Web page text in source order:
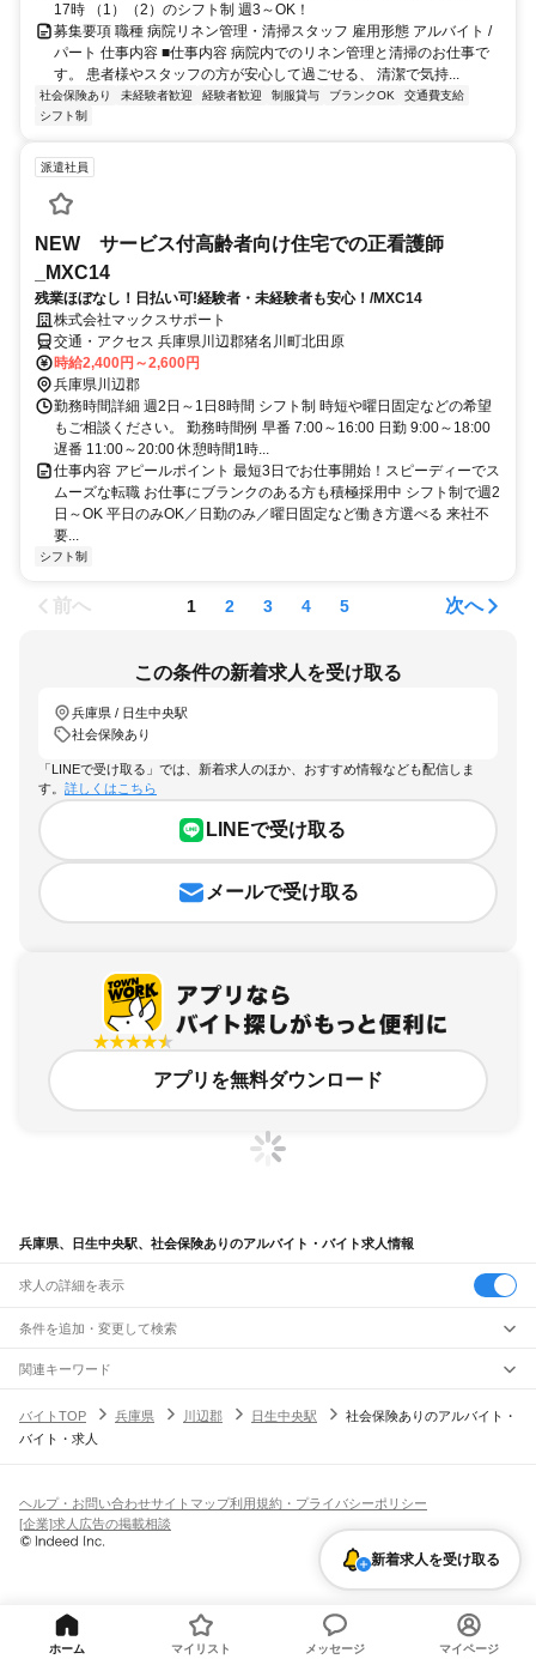
下車 徒歩3分 ・日生中央から乗る場合 4番乗り場より「川西バスター
ミナル行き」に乗車、「若葉2丁目」で下車 徒歩3分
17時 （1）（2）のシフト制 週3～OK！
募集要項 職種 病院リネン管理・清掃スタッフ 雇用形態 アルバイト /
パート 仕事内容 ■仕事内容 病院内でのリネン管理と清掃のお仕事で
す。 患者様やスタッフの方が安心して過ごせる、 清潔で気持...
社会保険あり 未経験者歓迎 経験者歓迎 制服貸与 ブランクOK
交通費支給
シフト制
派遣社員
NEW サービス付高齢者向け住宅での正看護師
_MXC14
残業ほぼなし！日払い可!経験者・未経験者も安心！/MXC14
株式会社マックスサポート
交通・アクセス 兵庫県川辺郡猪名川町北田原
時給2,400円～2,600円
兵庫県川辺郡
勤務時間詳細 週2日～1日8時間 シフト制 時短や曜日固定などの希望
もご相談ください。 勤務時間例 早番 7:00～16:00 日勤 9:00～18:00
遅番 11:00～20:00 休憩時間1時...
仕事内容 アピールポイント 最短3日でお仕事開始！スピーディーでス
ムーズな転職 お仕事にブランクのある方も積極採用中 シフト制で週2
日～OK 平日のみOK／日勤のみ／曜日固定など働き方選べる 来社不
要...
シフト制
前へ 1 2 3 4 5 次へ
この条件の新着求人を受け取る
兵庫県 / 日生中央駅
社会保険あり
「LINEで受け取る」では、新着求人のほか、おすすめ情報なども配信しま
す。 詳しくはこちら
LINEで受け取る
メールで受け取る
アプリを無料ダウンロード
兵庫県、日生中央駅、社会保険ありのアルバイト・バイト求人情報
求人の詳細を表示
条件を追加・変更して検索
市区町村を追加・変更
兵庫県すべて
神戸市
西脇市宝塚市三木市高砂市川西市小野市三田市加西市丹波篠山市
丹波市南あわじ市朝来市 たつの市川辺郡多可郡加古郡
神崎郡揖保郡
駅を追加・変更
JR神戸線(神戸～姫路)
神戸駅 兵庫駅 須磨駅 塩屋駅
東加古川駅 加古川駅宝殿駅曽根駅
JR山陽本線(姫路～岡山)
姫路駅英賀保駅 はりま勝原駅 有年駅
職種を追加・変更
飲食・フードサービスすべて
ホールスタッフキッチンスタッフ
パン屋（ベーカリー）
バー（BAR）・バーテンダー
飲食店（店長・マネージャー）
営業テレフォンアポインター（テレアポ） ルートセールス
フードカウンター販売員
アパレル
家電量販店・携帯販売（携帯ショップ）
人気
日払いOK高校生歓迎 髪型・髪色自由
留学生・外国人活躍中
シフト
土日祝のみOK
平日のみOK 週1日からOK 週2・3日からOK
週4日以上OK
雇用形態を追加・変更
派遣社員
業務委託
関連キーワード
バイトTOP
兵庫県 川辺郡 日生中央駅
社会保険ありのアルバイト・
バイト・求人
新着求人を受け取る
ヘルプ・お問い合わせサイトマップ利用規約・プライバシーポリシー
[企業]求人広告の掲載相談
ホーム マイリスト メッセージ マイページ